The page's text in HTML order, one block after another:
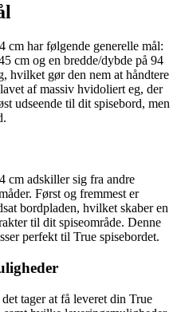
har følgende generelle mål:
cm og en bredde/dybde på 94
hvilket gør den nem at håndtere
af massiv hvidoliert eg, der
udseende til dit spisebord, men
cm adskiller sig fra andre
Først og fremmest er
bordpladen, hvilket skaber en
til dit spiseområde. Denne
perfekt til True spisebordet.
tager at få leveret din True